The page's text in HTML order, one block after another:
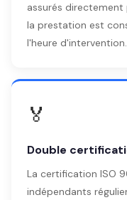
assurés directement
la prestation est
l'heure d'intervention.
🏅
Double
La certification ISO
indépendants